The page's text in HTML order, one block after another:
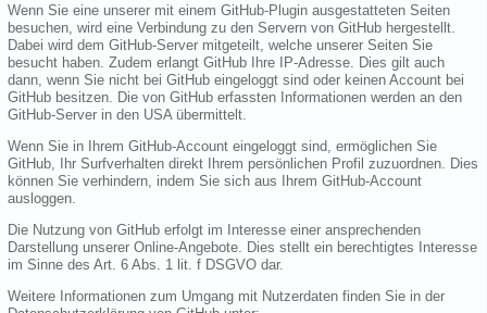
Wenn Sie eine unserer mit einem GitHub-Plugin ausgestatteten Seiten
besuchen, wird eine Verbindung zu den Servern von GitHub hergestellt.
Dabei wird dem GitHub-Server mitgeteilt, welche unserer Seiten Sie
besucht haben. Zudem erlangt GitHub Ihre IP-Adresse. Dies gilt auch
dann, wenn Sie nicht bei GitHub eingeloggt sind oder keinen Account bei
GitHub besitzen. Die von GitHub erfassten Informationen werden an den
GitHub-Server in den USA übermittelt.
Wenn Sie in Ihrem GitHub-Account eingeloggt sind, ermöglichen Sie
GitHub, Ihr Surfverhalten direkt Ihrem persönlichen Profil zuzuordnen. Dies
können Sie verhindern, indem Sie sich aus Ihrem GitHub-Account
ausloggen.
Die Nutzung von GitHub erfolgt im Interesse einer ansprechenden
Darstellung unserer Online-Angebote. Dies stellt ein berechtigtes Interesse
im Sinne des Art. 6 Abs. 1 lit. f DSGVO dar.
Weitere Informationen zum Umgang mit Nutzerdaten finden Sie in der